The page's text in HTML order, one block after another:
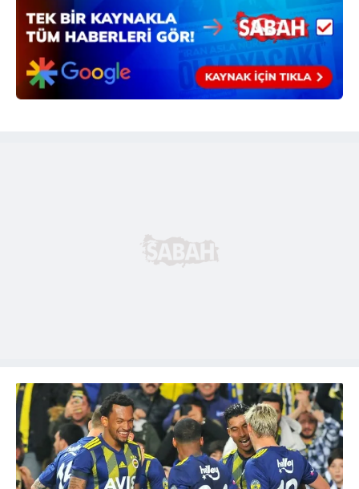
ilgili mevzuata uygun olarak kullanılan çerezlerle ilgili bilgi
almak için lütfentıklayınız.